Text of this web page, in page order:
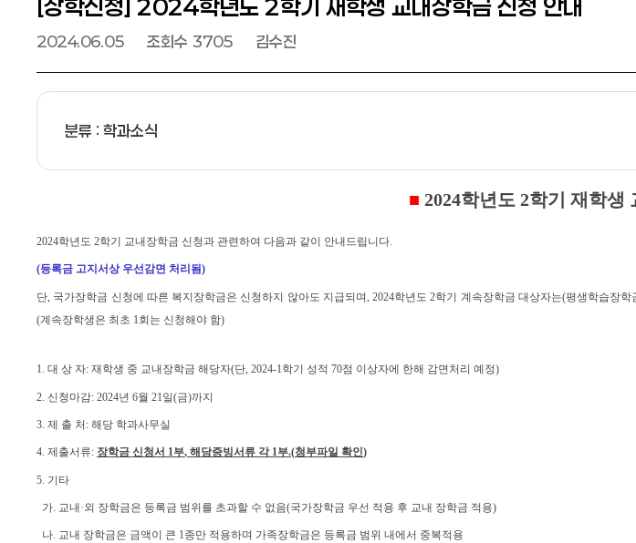
[장학신청] 2024학년도 2학기 재학생 교내장학금 신청 안내
날짜
2024.06.05 조회수 3705 김수진
분류 : 학과소식
■ 2024학년도 2학기 재학생
2024학년도 2학기 교내장학금 신청과 관련하여 다음과 같이 안내드립니다.
(등록금 고지서상 우선감면 처리됨)
단 국가장학금 신청에 따른 복지장학금은 신청하지 않아도 지급되며 , 2024학년도2학기 계속장학금 대상자는(평생학습장학
(계속장학생은 최초 1 회는 신청해야 함)
1. 대 상 자: 재학생 중 교내장학금 해당자(단, 2024-1학기 성적 70점 이상자에 한해 감면처리 예정)
2. 신청마감: 2024년 6월 21 일(금)까지
3. 제 출 처 : 해당 학과사무실
4. 제출서류: 장학금 신청서 1부, 해당증빙서류 각 1부.(첨부파일 확인)
5. 기타
가. 교내 ·외 장학금은 등록금 범위를 초과할 수 없음(국가장학금 우선 적용 후 교내 장학금 적용)
나. 교내 장학금은 금액이 큰 1종만 적용하며 가족장학금은 등록금 범위 내에서 중복적용